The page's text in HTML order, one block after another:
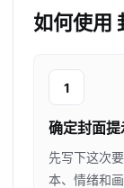
如何使用
1
确定封面
先写下这次
本、情绪和